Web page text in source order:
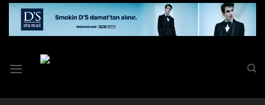
Skip
content